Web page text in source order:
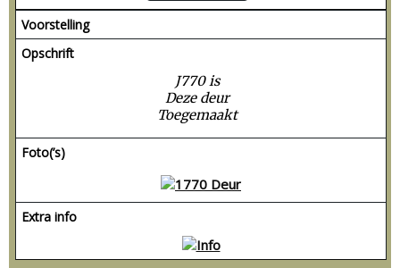
Voorstelling
Opschrift
J770 is
Deze deur
Toegemaakt
Foto(’s)
Extra info